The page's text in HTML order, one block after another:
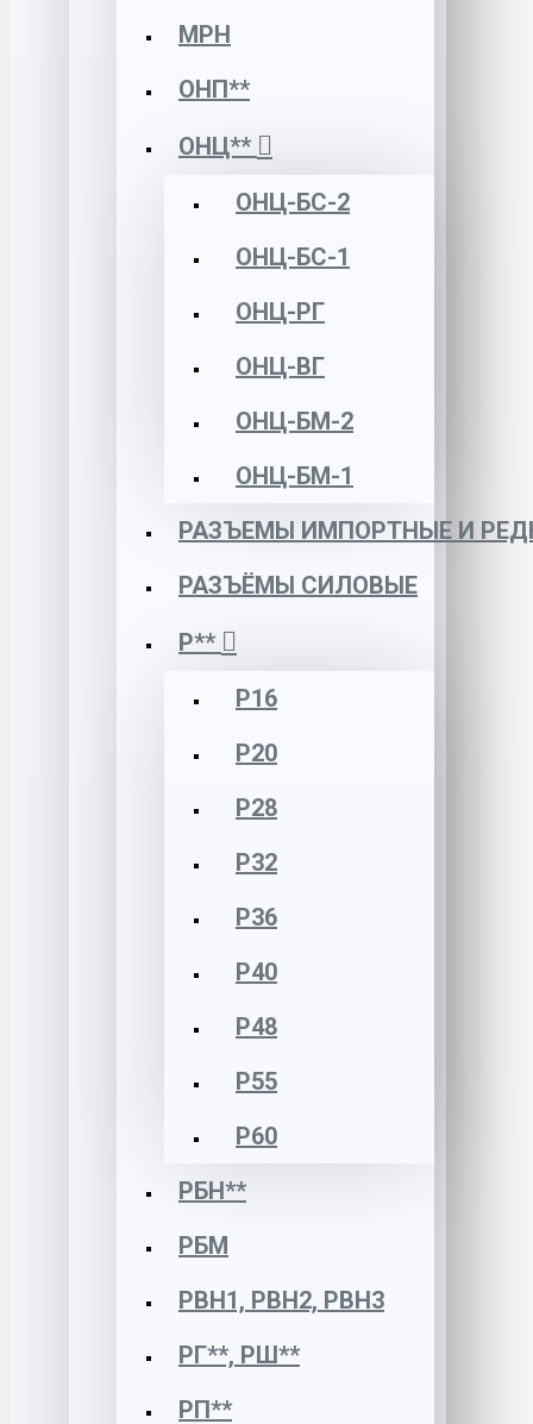
МРН
ОНП**
ОНЦ**
ОНЦ-БС-2
ОНЦ-БС-1
ОНЦ-РГ
ОНЦ-ВГ
ОНЦ-БМ-2
ОНЦ-БМ-1
РАЗЪЕМЫ ИМПОРТНЫЕ И
РАЗЪЁМЫ СИЛОВЫЕ
Р**
Р16
Р20
Р28
Р32
Р36
Р40
Р48
Р55
Р60
РБН**
РБМ
РВН1, РВН2, РВН3
РГ**, РШ**
РП**